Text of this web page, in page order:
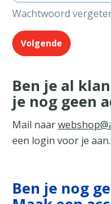
Wachtwoord
Volgende
Ben je al
je nog geen
Mail naar
een login voor je aan.
Ben je nog